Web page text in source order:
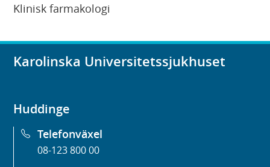
Klinisk farmakologi
Karolinska Universitetssjukhuset
Huddinge
Telefonväxel
08-123 800 00